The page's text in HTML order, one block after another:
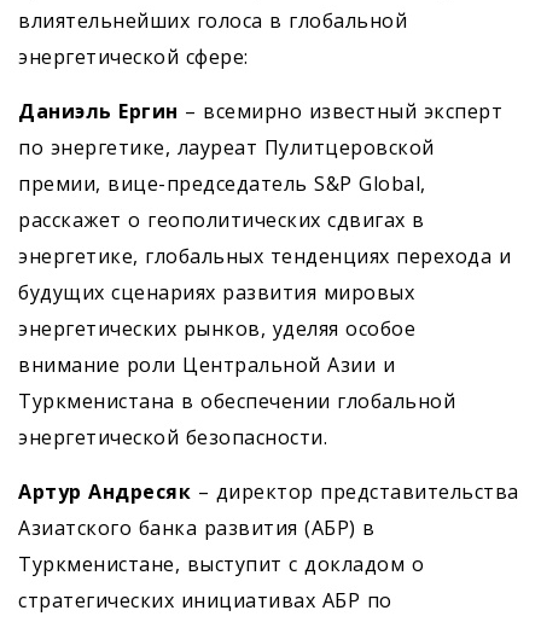
влиятельнейших голоса в глобальной
энергетической сфере:
Даниэль Ергин – всемирно известный эксперт
по энергетике, лауреат Пулитцеровской
премии, вице-председатель S&P Global,
расскажет о геополитических сдвигах в
энергетике, глобальных тенденциях перехода и
будущих сценариях развития мировых
энергетических рынков, уделяя особое
внимание роли Центральной Азии и
Туркменистана в обеспечении глобальной
энергетической безопасности.
Артур Андресяк – директор представительства
Азиатского банка развития (АБР) в
Туркменистане, выступит с докладом о
стратегических инициативах АБР по